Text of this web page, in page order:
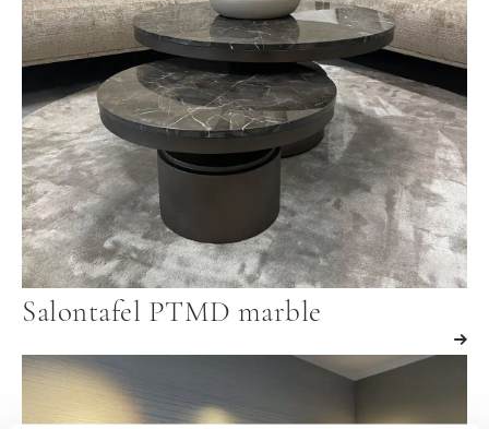
Salontafel PTMD marble